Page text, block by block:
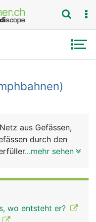
aus Gefässen,
durch den
drei wichtige
das
Blutgefässen
...mehr sehen
wo entsteht er?